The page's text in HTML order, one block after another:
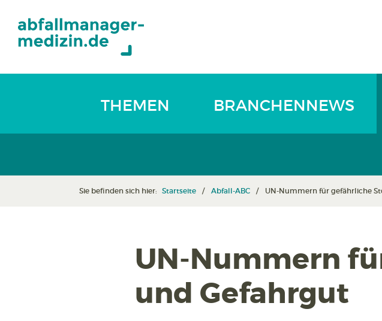
THEMEN BRANCHENNEWS
Sie befinden sich hier: Startseite Abfall-ABC UN-Nummern für gefährliche
UN-Nummern
und Gefahrgut